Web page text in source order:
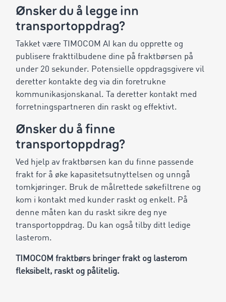
Ønsker du å legge inn
transportoppdrag?
Takket være TIMOCOM AI kan du opprette og
publisere frakttilbudene dine på fraktbørsen på
under 20 sekunder. Potensielle oppdragsgivere vil
deretter kontakte deg via din foretrukne
kommunikasjonskanal. Ta deretter kontakt med
forretningspartneren din raskt og effektivt.
Ønsker du å finne
transportoppdrag?
Ved hjelp av fraktbørsen kan du finne passende
frakt for å øke kapasitetsutnyttelsen og unngå
tomkjøringer. Bruk de målrettede søkefiltrene og
kom i kontakt med kunder raskt og enkelt. På
denne måten kan du raskt sikre deg nye
transportoppdrag. Du kan også tilby ditt ledige
lasterom.
TIMOCOM fraktbørs bringer frakt og lasterom
fleksibelt, raskt og pålitelig.